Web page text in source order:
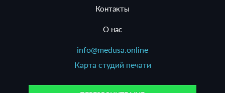
Контакты
О нас
info@medusa.online
Карта студий печати